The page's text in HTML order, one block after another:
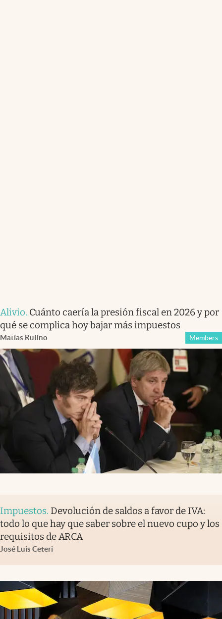
Alivio. Cuánto caería la presión fiscal en 2026 y por
qué se complica hoy bajar más impuestos
Matías Rufino Members
Impuestos. Devolución de saldos a favor de IVA:
todo lo que hay que saber sobre el nuevo cupo y los
requisitos de ARCA
José Luis Ceteri